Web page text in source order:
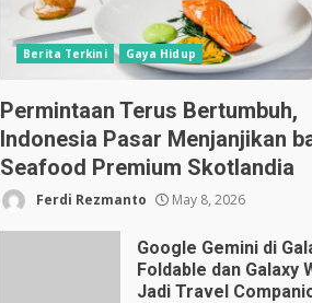
Berita Terkini Gaya Hidup
Permintaan Terus Bertumbuh,
Indonesia Pasar Menjanjikan
Seafood Premium Skotlandia
Ferdi Rezmanto May 8, 2026
Google Gemini di
Foldable dan Galaxy
Jadi Travel